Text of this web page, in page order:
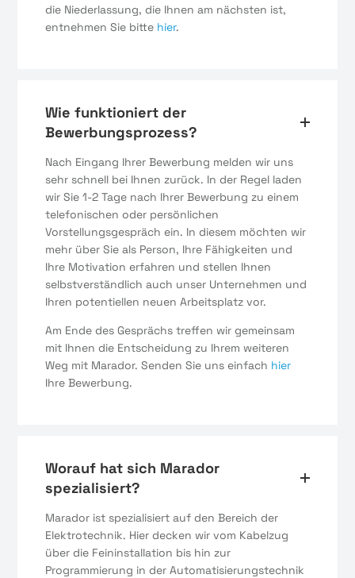
die Niederlassung, die Ihnen am nächsten ist,
entnehmen Sie bitte hier.
Wie funktioniert der
Bewerbungsprozess?
Nach Eingang Ihrer Bewerbung melden wir uns
sehr schnell bei Ihnen zurück. In der Regel laden
wir Sie 1-2 Tage nach Ihrer Bewerbung zu einem
telefonischen oder persönlichen
Vorstellungsgespräch ein. In diesem möchten wir
mehr über Sie als Person, Ihre Fähigkeiten und
Ihre Motivation erfahren und stellen Ihnen
selbstverständlich auch unser Unternehmen und
Ihren potentiellen neuen Arbeitsplatz vor.
Am Ende des Gesprächs treffen wir gemeinsam
mit Ihnen die Entscheidung zu Ihrem weiteren
Weg mit Marador. Senden Sie uns einfach hier
Ihre Bewerbung.
Worauf hat sich Marador
spezialisiert?
Marador ist spezialisiert auf den Bereich der
Elektrotechnik. Hier decken wir vom Kabelzug
über die Feininstallation bis hin zur
Programmierung in der Automatisierungstechnik